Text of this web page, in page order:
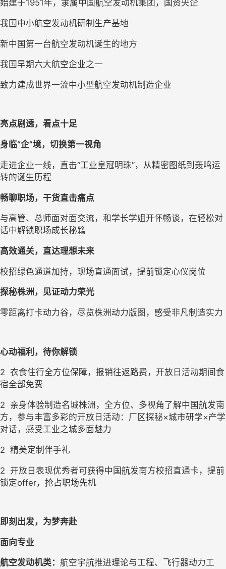
始建于1951年，隶属中国航空发动机集团，国资央企
我国中小航空发动机研制生产基地
新中国第一台航空发动机诞生的地方
我国早期六大航空企业之一
致力建成世界一流中小型航空发动机制造企业
亮点剧透，看点十足
身临“企”境，切换第一视角
走进企业一线，直击“工业皇冠明珠”，从精密图纸到轰鸣运
转的诞生历程
畅聊职场，干货直击痛点
与高管、总师面对面交流，和学长学姐开怀畅谈，在轻松对
话中解锁职场成长秘籍
高效通关，直达理想未来
校招绿色通道加持，现场直通面试，提前锁定心仪岗位
探秘株洲，见证动力荣光
零距离打卡动力谷，尽览株洲动力版图，感受非凡制造实力
心动福利，待你解锁
2 衣食住行全方位保障，报销往返路费，开放日活动期间食
宿全部免费
2 亲身体验制造名城株洲，全方位、多视角了解中国航发南
方，参与丰富多彩的开放日活动：厂区探秘×城市研学×产学
对话，感受工业之城多面魅力
2 精美定制伴手礼
2 开放日表现优秀者可获得中国航发南方校招直通卡，提前
锁定offer，抢占职场先机
即刻出发，为梦奔赴
面向专业
航空发动机类： 航空宇航推进理论与工程、飞行器动力工